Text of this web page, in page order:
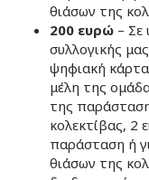
θιάσων της
200 ευρώ – Σε
συλλογικής
ψηφιακή
μέλη της
της
κολεκτίβας, 2
παράσταση ή
θιάσων της